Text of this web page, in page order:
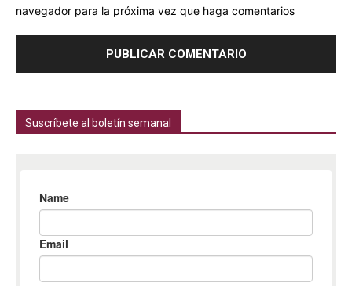
navegador para la próxima vez que haga comentarios
Suscríbete al boletín semanal